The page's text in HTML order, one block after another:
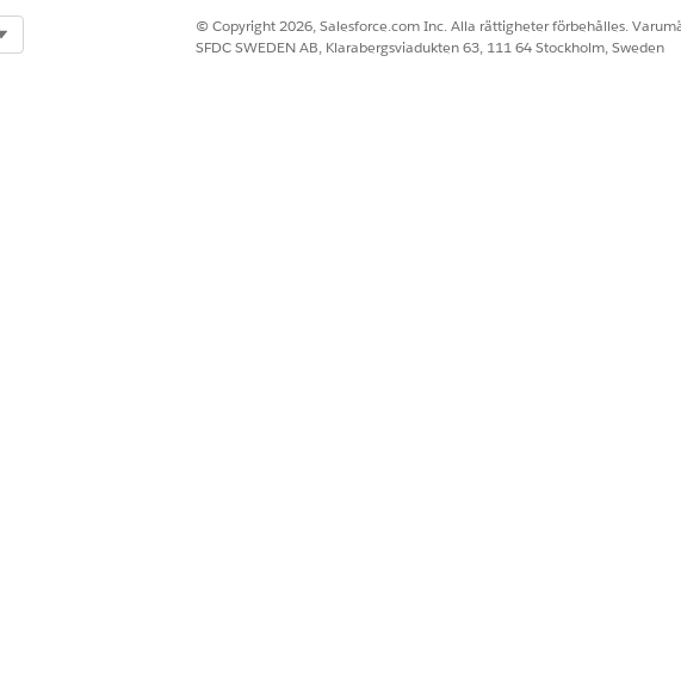
Standardåtgärd
© Copyright 2026, Salesforce.com Inc. Alla rättigheter förbehålles.
SFDC SWEDEN AB, Klarabergsviadukten 63, 111 64 Stockholm, Sweden